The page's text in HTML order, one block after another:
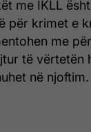
me IKLL
për krimet e
me
të vërtetën
në